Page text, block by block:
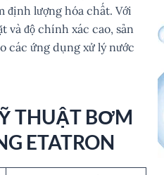
lượng hóa chất. Với
và độ chính xác cao, sản
các ứng dụng xử lý nước
THUẬT BƠM
ETATRON